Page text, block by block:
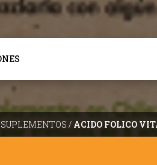
/ ACIDO FOLICO